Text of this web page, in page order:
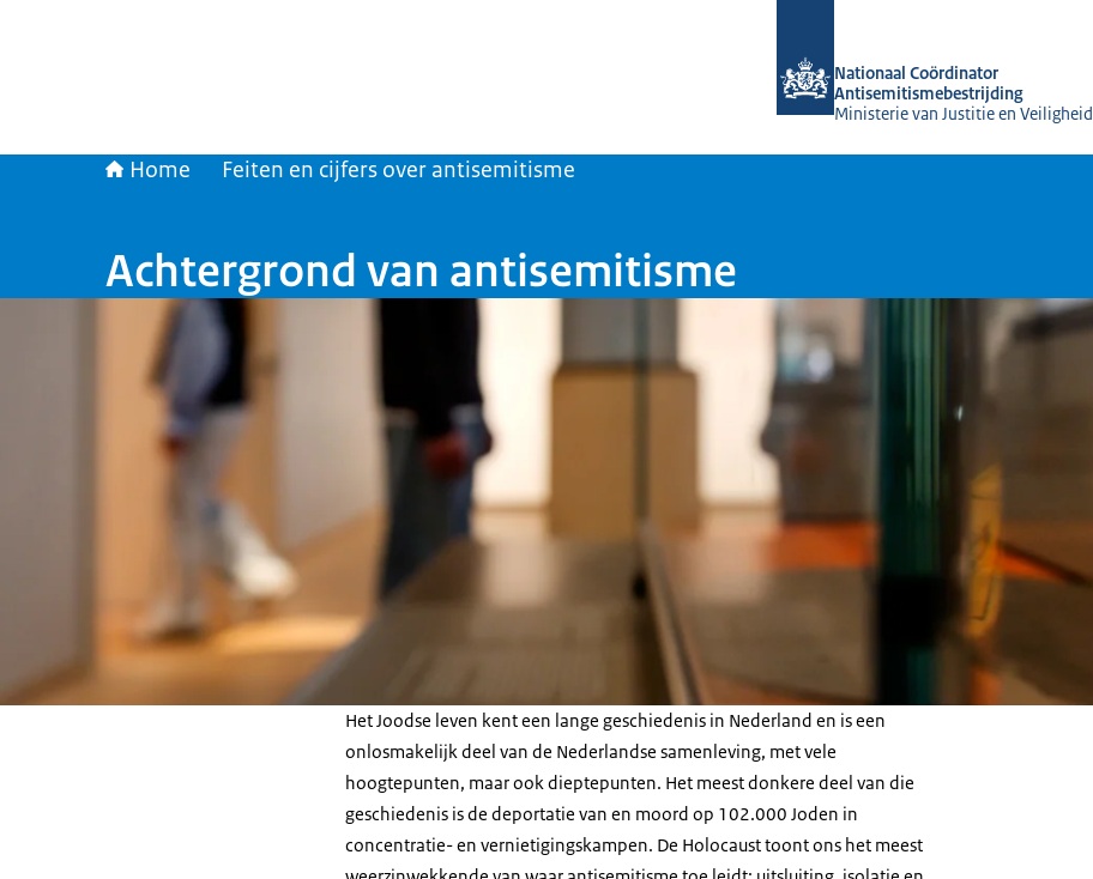
Nationaal Coördinator
Antisemitismebestrijding
Ministerie van Justitie en Veiligheid
Home Feiten en cijfers over antisemitisme
Achtergrond van antisemitisme
Het Joodse leven kent een lange geschiedenis in Nederland en is een
onlosmakelijk deel van de Nederlandse samenleving, met vele
hoogtepunten, maar ook dieptepunten. Het meest donkere deel van die
geschiedenis is de deportatie van en moord op 102.000 Joden in
concentratie- en vernietigingskampen. De Holocaust toont ons het meest